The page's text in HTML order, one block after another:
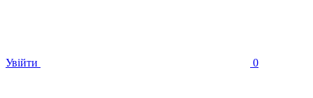
Увійти 0